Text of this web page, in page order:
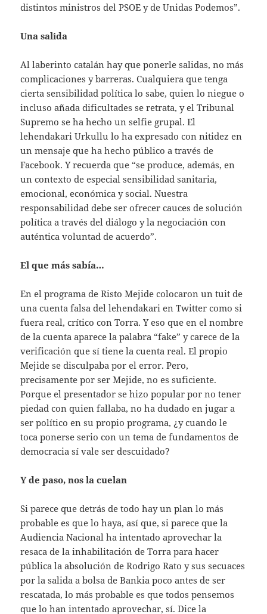
distintos ministros del PSOE y de Unidas Podemos”.
Una salida
Al laberinto catalán hay que ponerle salidas, no más
complicaciones y barreras. Cualquiera que tenga
cierta sensibilidad política lo sabe, quien lo niegue o
incluso añada dificultades se retrata, y el Tribunal
Supremo se ha hecho un selfie grupal. El
lehendakari Urkullu lo ha expresado con nitidez en
un mensaje que ha hecho público a través de
Facebook. Y recuerda que “se produce, además, en
un contexto de especial sensibilidad sanitaria,
emocional, económica y social. Nuestra
responsabilidad debe ser ofrecer cauces de solución
política a través del diálogo y la negociación con
auténtica voluntad de acuerdo”.
El que más sabía…
En el programa de Risto Mejide colocaron un tuit de
una cuenta falsa del lehendakari en Twitter como si
fuera real, crítico con Torra. Y eso que en el nombre
de la cuenta aparece la palabra “fake” y carece de la
verificación que sí tiene la cuenta real. El propio
Mejide se disculpaba por el error. Pero,
precisamente por ser Mejide, no es suficiente.
Porque el presentador se hizo popular por no tener
piedad con quien fallaba, no ha dudado en jugar a
ser político en su propio programa, ¿y cuando le
toca ponerse serio con un tema de fundamentos de
democracia sí vale ser descuidado?
Y de paso, nos la cuelan
Si parece que detrás de todo hay un plan lo más
probable es que lo haya, así que, si parece que la
Audiencia Nacional ha intentado aprovechar la
resaca de la inhabilitación de Torra para hacer
pública la absolución de Rodrigo Rato y sus secuaces
por la salida a bolsa de Bankia poco antes de ser
rescatada, lo más probable es que todos pensemos
que lo han intentado aprovechar, sí. Dice la